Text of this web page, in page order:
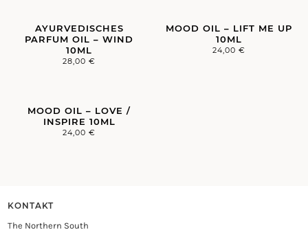
AYURVEDISCHES
PARFUM OIL – WIND
10ML
28,00€
MOOD OIL – LIFT ME UP
10ML
24,00 €
MOOD OIL – LOVE /
INSPIRE 10ML
24,00€
KONTAKT
The Northern South